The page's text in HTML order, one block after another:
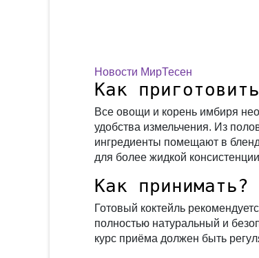
Новости МирТесен
Как
Все овощи и корень имбиря
удобства измельчения. Из
ингредиенты помещают в
для более жидкой
Как принимать?
Готовый коктейль
полностью натуральный и
курс приёма должен быть